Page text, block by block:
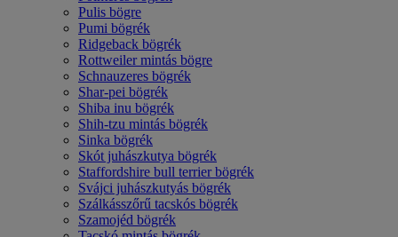
Pulis bögre
Pumi bögrék
Ridgeback bögrék
Rottweiler mintás bögre
Schnauzeres bögrék
Shar-pei bögrék
Shiba inu bögrék
Shih-tzu mintás bögrék
Sinka bögrék
Skót juhászkutya bögrék
Staffordshire bull terrier bögrék
Svájci juhászkutyás bögrék
Szálkásszőrű tacskós bögrék
Szamojéd bögrék